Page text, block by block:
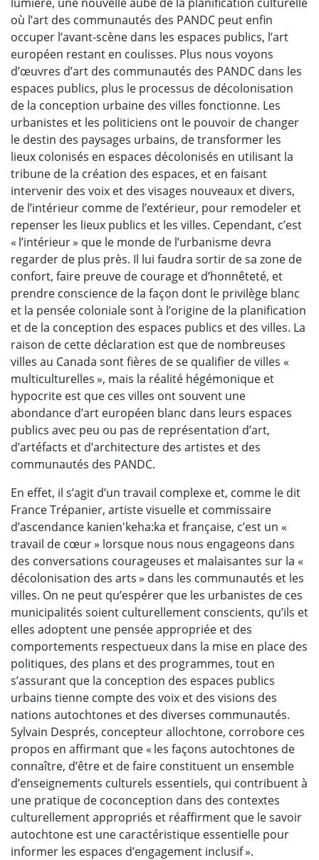
où l’art des communautés des PANDC peut enfin
occuper l’avant-scène dans les espaces publics, l’art
européen restant en coulisses. Plus nous voyons
d’œuvres d’art des communautés des PANDC dans les
espaces publics, plus le processus de décolonisation
de la conception urbaine des villes fonctionne. Les
urbanistes et les politiciens ont le pouvoir de changer
le destin des paysages urbains, de transformer les
lieux colonisés en espaces décolonisés en utilisant la
tribune de la création des espaces, et en faisant
intervenir des voix et des visages nouveaux et divers,
de l’intérieur comme de l’extérieur, pour remodeler et
repenser les lieux publics et les villes. Cependant, c’est
« l’intérieur » que le monde de l’urbanisme devra
regarder de plus près. Il lui faudra sortir de sa zone de
confort, faire preuve de courage et d’honnêteté, et
prendre conscience de la façon dont le privilège blanc
et la pensée coloniale sont à l’origine de la planification
et de la conception des espaces publics et des villes. La
raison de cette déclaration est que de nombreuses
villes au Canada sont fières de se qualifier de villes «
multiculturelles », mais la réalité hégémonique et
hypocrite est que ces villes ont souvent une
abondance d’art européen blanc dans leurs espaces
publics avec peu ou pas de représentation d’art,
d’artéfacts et d’architecture des artistes et des
communautés des PANDC.
En effet, il s’agit d’un travail complexe et, comme le dit
France Trépanier, artiste visuelle et commissaire
d’ascendance kanien'keha:ka et française, c’est un «
travail de cœur » lorsque nous nous engageons dans
des conversations courageuses et malaisantes sur la «
décolonisation des arts » dans les communautés et les
villes. On ne peut qu’espérer que les urbanistes de ces
municipalités soient culturellement conscients, qu’ils et
elles adoptent une pensée appropriée et des
comportements respectueux dans la mise en place des
politiques, des plans et des programmes, tout en
s’assurant que la conception des espaces publics
urbains tienne compte des voix et des visions des
nations autochtones et des diverses communautés.
Sylvain Després, concepteur allochtone, corrobore ces
propos en affirmant que « les façons autochtones de
connaître, d’être et de faire constituent un ensemble
d’enseignements culturels essentiels, qui contribuent à
une pratique de coconception dans des contextes
culturellement appropriés et réaffirment que le savoir
autochtone est une caractéristique essentielle pour
informer les espaces d’engagement inclusif ».